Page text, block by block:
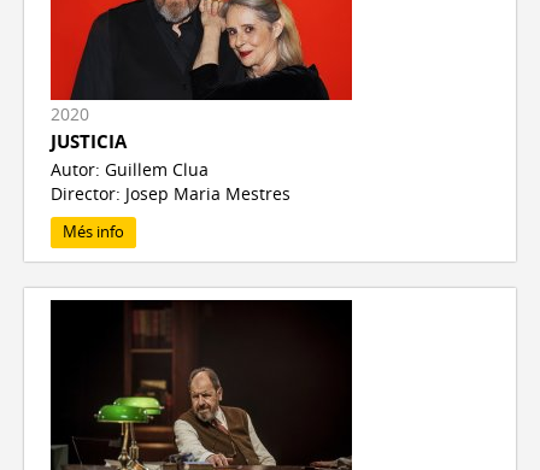
2020
JUSTICIA
Autor: Guillem Clua
Director: Josep Maria Mestres
Més info